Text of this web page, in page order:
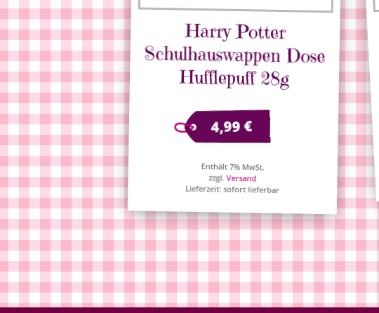
Harry Potter
Schulhauswappen Dose
Hufflepuff 28g
4,99€
Enthält 7% MwSt.
zzgl.Versand
Lieferzeit: sofort lieferbar